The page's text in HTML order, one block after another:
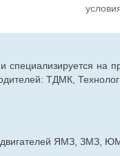
специализируется на
ТДМК,
двигателей ЯМЗ, ЗМЗ,